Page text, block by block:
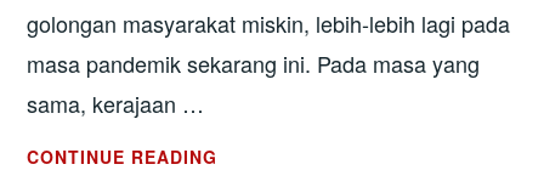
golongan masyarakat miskin, lebih-lebih lagi pada
masa pandemik sekarang ini. Pada masa yang
sama, kerajaan …
CONTINUE READING